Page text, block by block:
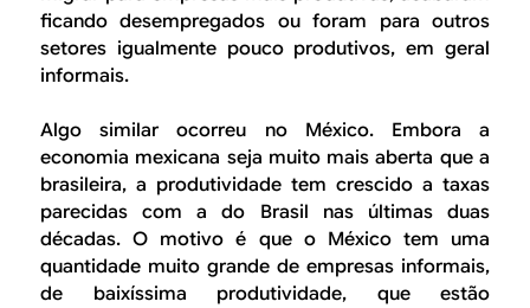
ficando desempregados ou foram para outros
setores igualmente pouco produtivos, em geral
informais.
Algo similar ocorreu no México. Embora a
economia mexicana seja muito mais aberta que a
brasileira, a produtividade tem crescido a taxas
parecidas com a do Brasil nas últimas duas
décadas. O motivo é que o México tem uma
quantidade muito grande de empresas informais,
de baixíssima produtividade, que estão